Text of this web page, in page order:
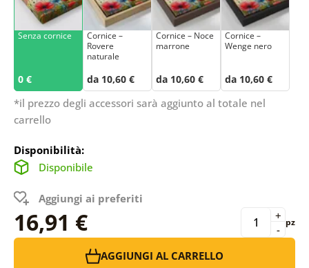
Senza cornice
0 €
Cornice –
Rovere
naturale
da 10,60 €
Cornice – Noce
marrone
da 10,60 €
Cornice –
Wenge nero
da 10,60 €
*il prezzo degli accessori sarà aggiunto al totale nel
carrello
Disponibilità:
Disponibile
Aggiungi ai preferiti
16,91 € -
+ pz
AGGIUNGI AL CARRELLO